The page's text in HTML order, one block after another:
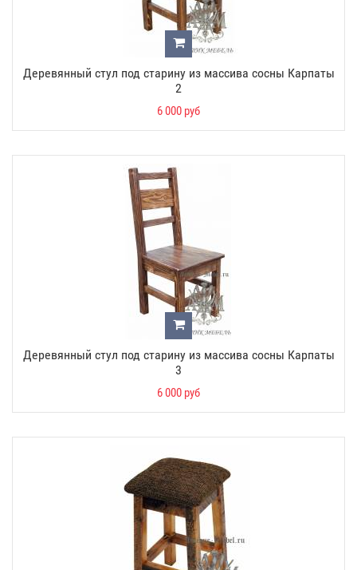
Деревянный стул под старину из массива сосны Карпаты
2
6 000 руб
Деревянный стул под старину из массива сосны Карпаты
3
6 000 руб